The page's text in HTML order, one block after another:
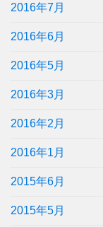
2016年7月
2016年6月
2016年5月
2016年3月
2016年2月
2016年1月
2015年6月
2015年5月